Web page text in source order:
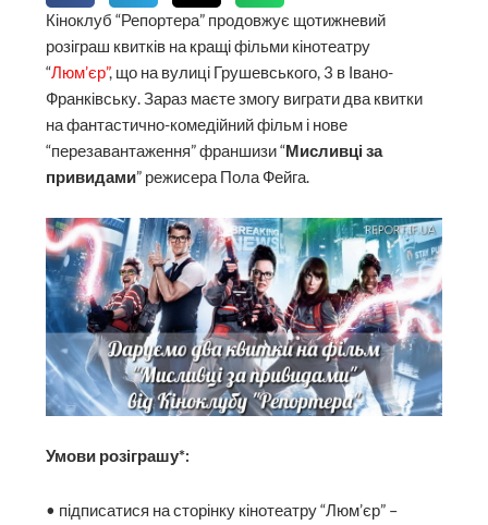
Кіноклуб “Репортера” продовжує щотижневий
розіграш квитків на кращі фільми кінотеатру
“Люм’єр”, що на вулиці Грушевського, 3 в Івано-
Франківську. Зараз маєте змогу виграти два квитки
на фантастично-комедійний фільм і нове
“перезавантаження” франшизи “Мисливці за
привидами” режисера Пола Фейга.
Умови розіграшу*:
• підписатися на сторінку кінотеатру “Люм’єр” –